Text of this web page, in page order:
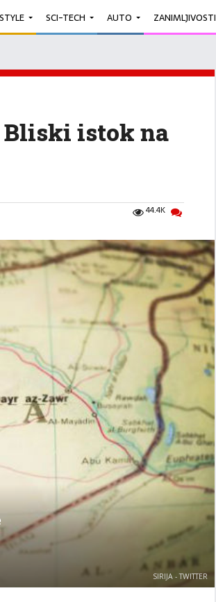
SCI-TECH AUTO ZANIMLJIVOSTI
Bliski istok na
44.4K
SIRIJA - TWITTER